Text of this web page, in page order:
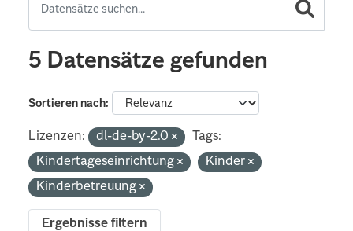
5 Datensätze gefunden
Sortieren nach
Lizenzen: dl-de-by-2.0
Tags:
Kindertageseinrichtung
Kinder
Kinderbetreuung
Ergebnisse filtern